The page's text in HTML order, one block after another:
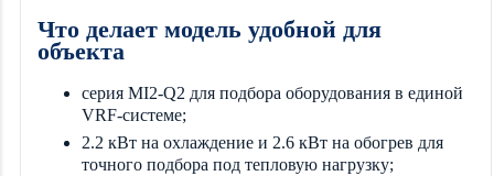
Что делает модель удобной для
объекта
серия MI2-Q2 для подбора оборудования в единой
VRF-системе;
2.2 кВт на охлаждение и 2.6 кВт на обогрев для
точного подбора под тепловую нагрузку;